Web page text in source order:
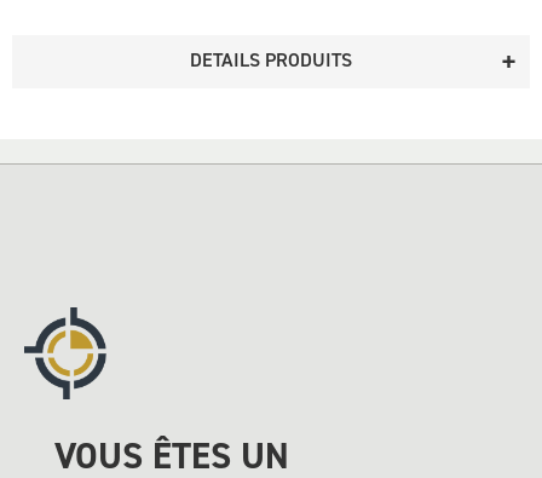
DETAILS PRODUITS
VOUS ÊTES UN